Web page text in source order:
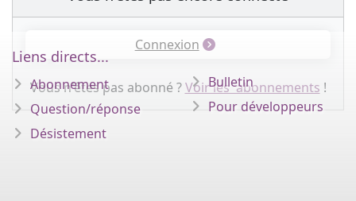
Connexion
Vous n'êtes pas abonné ?Voir les abonnements !
Liens directs...
Abonnement
Question/réponse
Désistement
Bulletin
Pour développeurs